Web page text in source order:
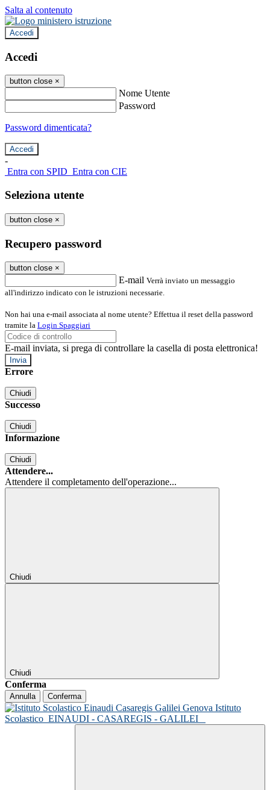
Salta al contenuto
Accedi
Accedi
button close ×
Nome Utente
Password
Password dimenticata?
-
Entra con SPID Entra con CIE
Seleziona utente
button close ×
Recupero password
button close ×
E-mail Verrà inviato un messaggio
all'indirizzo indicato con le istruzioni necessarie.
Non hai una e-mail associata al nome utente? Effettua il reset della password
tramite la Login Spaggiari
E-mail inviata, si prega di controllare la casella di posta elettronica!
Errore
Chiudi
Successo
Chiudi
Informazione
Chiudi
Attendere...
Attendere il completamento dell'operazione...
Chiudi
Chiudi
Conferma
Annulla Conferma
Istituto
Scolastico EINAUDI - CASAREGIS - GALILEI